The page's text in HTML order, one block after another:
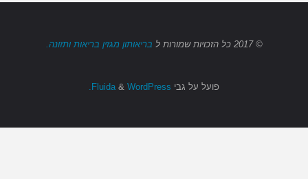
© 2017 כל הזכויות שמורות ל בריאותון מגזין בריאות ותזונה.
פועל על גבי & WordPress.